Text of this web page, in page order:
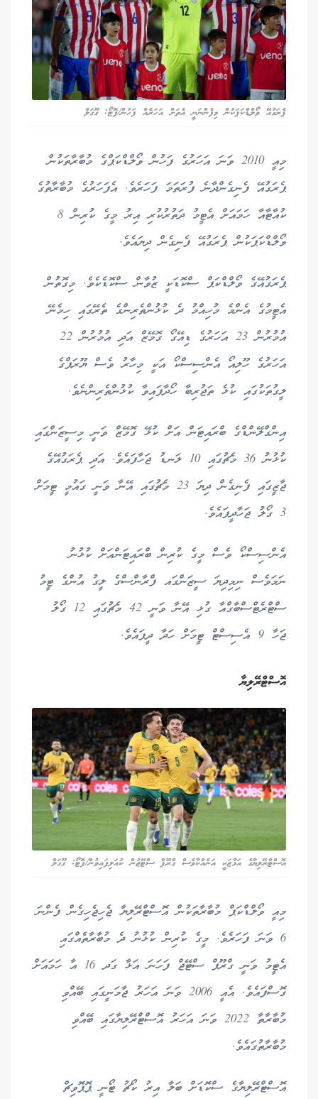
ޕެރަގުއޭ ވޯލްޑްކަޕަކުން މިފެންނަނީ އެތަށް އަހަރެއް ފަހުން/ފޮޓޯ: ގޫގަލް
މިއީ 2010 ވަނަ އަހަރުގެ ފަހުން ވޯލްޑްކަޕްގެ މުބާރާތަކުން
ޕެރަގުއޭ ފެނިގެންދާނެ ފުރަތަމަ ފަހަރެވެ. އެފަހަރުގެ މުބާރާތުގެ
ކުއާޓާއާ ހަމައަށް އެޓީމު ދަތުރުކުރި އިރު މީގެ ކުރިން 8
ވޯލްޑްކަޕަކުން ޕެރަގުއޭ ފެނިގެން ދިޔައެވެ.
ޕެރަގުއޭގެ ވޯލްޑްކަޕް ސްކޮޑަކީ ޒުވާން ސްކޮޑެކެވެ. މިގޮތުން
އެޓީމުގެ އެންމެ މުހިއްމު ދެ ކުޅުންތެރިންގެ ތެރޭގައި ހިމެނޭ
އުމުރުން 23 އަހަރުގެ ޑިއޭގޯ ގޮމޭޒް އަދި އުމުރުން 22
އަހަރުގެ ހޫލިއޯ އެންސިސްކޯ އަކީ މިހާރު ވެސް ޔޫރަޕްގެ
ލީގުތަކުގައި ކުޅެ ތަޖުރިބާ ހޯދާފައިވާ ކުޅުންތެރިންނެވެ.
އިންގްލޭންޑްގެ ބްރައިޓަން އަށް ކުޅޭ ގޮމޭޒް ވަނީ މިސީޒަންގައި
ކުޅުނު 36 މެޗުގައި 10 ލަނޑު ޖަހާފައެވެ. އަދި ޕެރަގުއޭގެ
ޖާޒީގައި ފެނިގެން ދިޔަ 23 މެޗުގައި އޭނާ ވަނީ ގައުމީ ޓީމަށް
3 ގޯލު ޖަހާދީފައެވެ.
އެންސިސްކޯ ވެސް މީގެ ކުރިން ބްރައިޓަންއަށް ކުޅުނު
ނަމަވެސް ނިމިދިޔަ ސީޒަންގައ ފްރާންސްގެ ލީގު އުންގެ ޓީމު
ސްޓްރެޓްސްބާގްއާ ގުޅި އޭނާ ވަނީ 42 މެޗުގައި 12 ގޯލު
ޖަހާ 9 އެސިސްޓް ޓީމަށް ހަދާ ދީފައެވެ.
އޮސްޓްރޭލިޔާ
އޮސްޓްރޭލިޔާގެ އަމާޒަކީ އަނެއްކާވެސް ގްރޫޕް ސްޓޭޖުން ކުއަލިފައިވުން/ފޮޓޯ: ގޫގަލް
މިއީ ވޯލްޑްކަޕް މުބާރާތަކުން އޮސްޓްރޭލިޔާ ޖެހިޖެހިގެން ފެންނަ
6 ވަނަ ފަހަރެވެ. މީގެ ކުރިން ކުޅުނު ދެ މުބާރާތެއްގައި
އެޓީމު ވަނީ ގްރޫޕް ސްޓޭޖް ފަހަނަ އަޅާ ގަދ 16 އާ ހަމައަށް
ގޮސްފައެވެ. އެއީ 2006 ވަނަ އަހަރު ޖާމަނީގައި ބޭއްވި
މުބާރާތާ 2022 ވަނަ އަހަރު އޮސްޓްރޭލިޔާގައި ބޭއްވި
މުބާރާތުގައެވެ.
އޮސްޓްރޭލިޔާގެ ސްކޮޑަށް ބަލާ އިރު ކޯޗު ޓޯނީ ޕޮޕޮވިޗް